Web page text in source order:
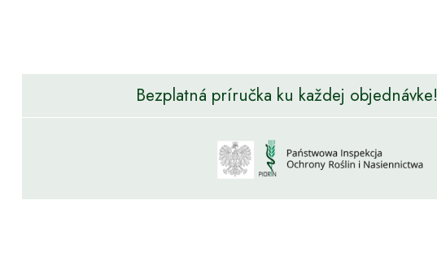
Bezplatná príručka ku každej objednávke!